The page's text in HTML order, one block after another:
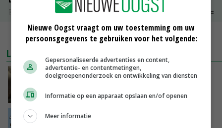
Bintje Info
€ 48,00
MEER MARKTPRIJZEN
LAATSTE NIEUWS
‘Samenwerking A-ware en Amalthea gaat
GISTEREN, 16:01
Internationale vraag naar geitenzuivel blijft
Nieuwe Oogst vraagt om uw toestemming om uw
persoonsgegevens te gebruiken voor het volgende:
Gepersonaliseerde advertenties en content,
advertentie- en contentmetingen,
doelgroepenonderzoek en ontwikkeling van diensten
Informatie op een apparaat opslaan en/of openen
Meer informatie